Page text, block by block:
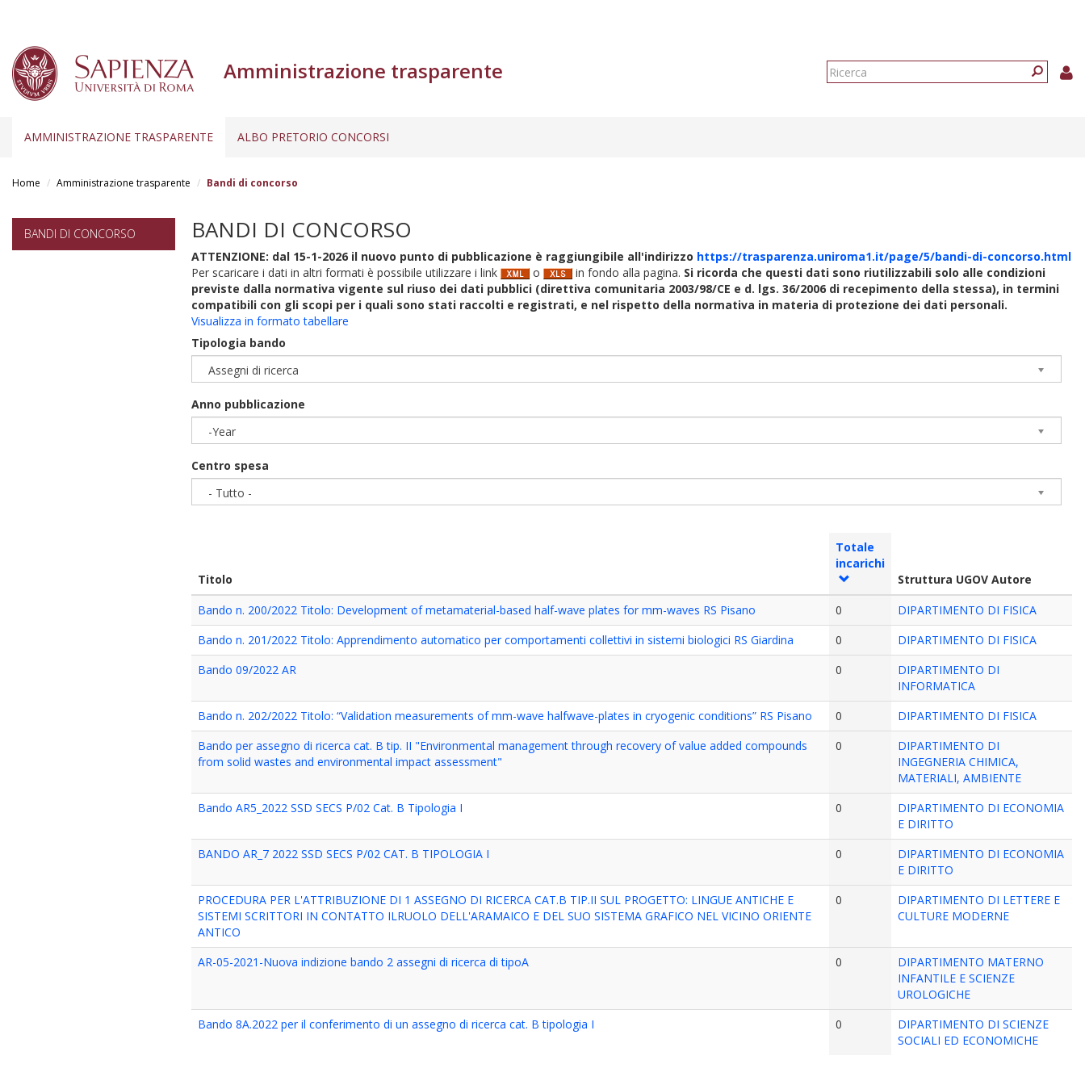
Amministrazione trasparente
Form
AMMINISTRAZIONE TRASPARENTE ALBO PRETORIO CONCORSI
Home Amministrazione trasparente Bandi di concorso
BANDI DI CONCORSO BANDI DI CONCORSO
ATTENZIONE: dal 15-1-2026 il nuovo punto di pubblicazione è raggiungibile all'indirizzo https://trasparenza.uniroma1.it/page/5/bandi-di-concorso.html
Per scaricare i dati in altri formati è possibile utilizzare i link
o in fondo alla pagina. Si ricorda che questi dati sono riutilizzabili solo alle condizioni
previste dalla normativa vigente sul riuso dei dati pubblici (direttiva comunitaria 2003/98/CE e d. lgs. 36/2006 di recepimento della stessa), in termini
compatibili con gli scopi per i quali sono stati raccolti e registrati, e nel rispetto della normativa in materia di protezione dei dati personali.
Visualizza in formato tabellare
Tipologia bando
Assegni di ricerca
Anno pubblicazione
-Year
Centro spesa
- Tutto -
Titolo
Totale
incarichi
Struttura UGOV Autore
Bando n. 200/2022 Titolo: Development of metamaterial-based half-wave plates for mm-waves RS Pisano
0
DIPARTIMENTO DI FISICA
Bando n. 201/2022 Titolo: Apprendimento automatico per comportamenti collettivi in sistemi biologici RS Giardina
0
DIPARTIMENTO DI FISICA
Bando 09/2022 AR
0
DIPARTIMENTO DI
INFORMATICA
Bando n. 202/2022 Titolo: “Validation measurements of mm-wave halfwave-plates in cryogenic conditions” RS Pisano
0
DIPARTIMENTO DI FISICA
Bando per assegno di ricerca cat. B tip. II "Environmental management through recovery of value added compounds
from solid wastes and environmental impact assessment"
0
DIPARTIMENTO DI
INGEGNERIA CHIMICA,
MATERIALI, AMBIENTE
Bando AR5_2022 SSD SECS P/02 Cat. B Tipologia I
0
DIPARTIMENTO DI ECONOMIA
E DIRITTO
BANDO AR_7 2022 SSD SECS P/02 CAT. B TIPOLOGIA I
0
DIPARTIMENTO DI ECONOMIA
E DIRITTO
PROCEDURA PER L'ATTRIBUZIONE DI 1 ASSEGNO DI RICERCA CAT.B TIP.II SUL PROGETTO: LINGUE ANTICHE E
SISTEMI SCRITTORI IN CONTATTO ILRUOLO DELL'ARAMAICO E DEL SUO SISTEMA GRAFICO NEL VICINO ORIENTE
ANTICO
0
DIPARTIMENTO DI LETTERE E
CULTURE MODERNE
AR-05-2021-Nuova indizione bando 2 assegni di ricerca di tipoA 0
DIPARTIMENTO MATERNO
INFANTILE E SCIENZE
UROLOGICHE
Bando 8A.2022 per il conferimento di un assegno di ricerca cat. B tipologia I
0
DIPARTIMENTO DI SCIENZE
SOCIALI ED ECONOMICHE